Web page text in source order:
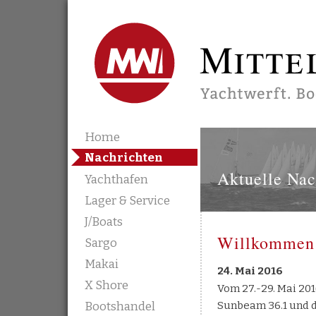
Mittelmann's Werft
Skip to content
Home
Nachrichten
Yachthafen
Lager & Service
J/Boats
Sargo
Makai
X Shore
Bootshandel
Aktuelle
24. Mai 2016
Vom 27.-29. Mai
Sunbeam 36.1 und
Sie die
„Kleine“ nach 18